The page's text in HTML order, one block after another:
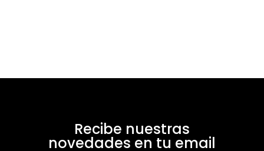
Recibe nuestras
novedades en tu email